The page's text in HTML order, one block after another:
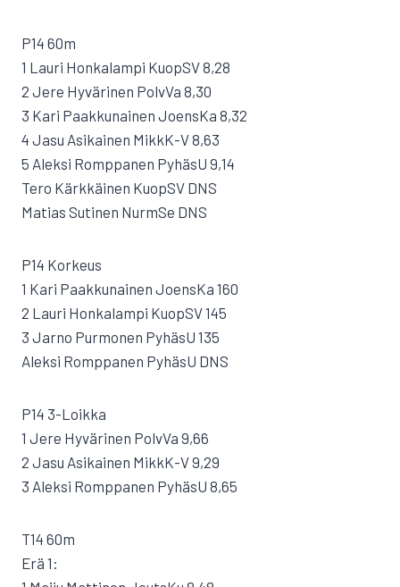
P14 60m
1 Lauri Honkalampi KuopSV 8,28
2 Jere Hyvärinen PolvVa 8,30
3 Kari Paakkunainen JoensKa 8,32
4 Jasu Asikainen MikkK-V 8,63
5 Aleksi Romppanen PyhäsU 9,14
Tero Kärkkäinen KuopSV DNS
Matias Sutinen NurmSe DNS
P14 Korkeus
1 Kari Paakkunainen JoensKa 160
2 Lauri Honkalampi KuopSV 145
3 Jarno Purmonen PyhäsU 135
Aleksi Romppanen PyhäsU DNS
P14 3-Loikka
1 Jere Hyvärinen PolvVa 9,66
2 Jasu Asikainen MikkK-V 9,29
3 Aleksi Romppanen PyhäsU 8,65
T14 60m
Erä 1: